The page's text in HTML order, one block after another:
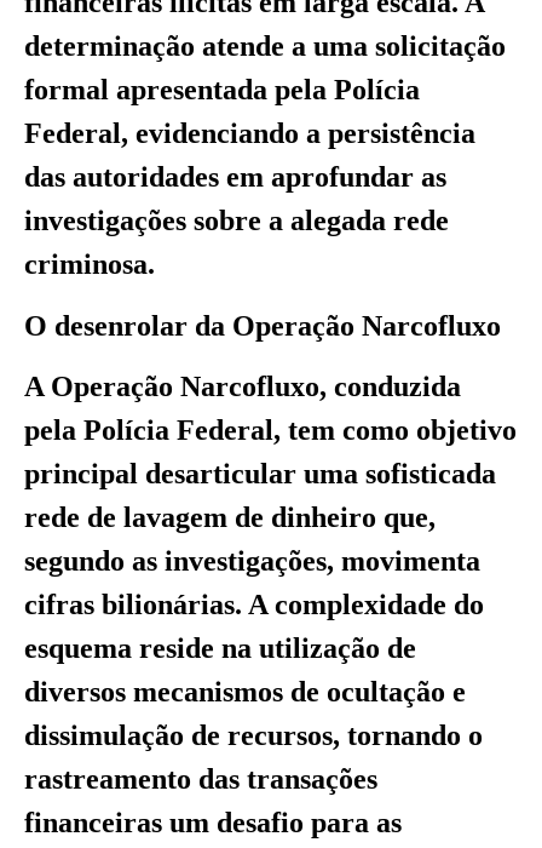
determinação atende a uma solicitação
formal apresentada pela Polícia
Federal, evidenciando a persistência
das autoridades em aprofundar as
investigações sobre a alegada rede
criminosa.
O desenrolar da Operação Narcofluxo
A Operação Narcofluxo, conduzida
pela Polícia Federal, tem como objetivo
principal desarticular uma sofisticada
rede de lavagem de dinheiro que,
segundo as investigações, movimenta
cifras bilionárias. A complexidade do
esquema reside na utilização de
diversos mecanismos de ocultação e
dissimulação de recursos, tornando o
rastreamento das transações
financeiras um desafio para as